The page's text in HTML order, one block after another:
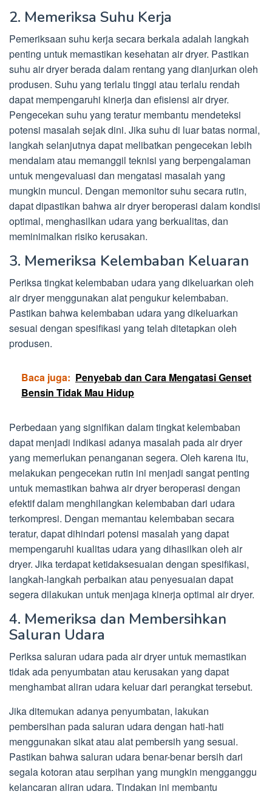
2. Memeriksa Suhu Kerja
Pemeriksaan suhu kerja secara berkala adalah langkah
penting untuk memastikan kesehatan air dryer. Pastikan
suhu air dryer berada dalam rentang yang dianjurkan oleh
produsen. Suhu yang terlalu tinggi atau terlalu rendah
dapat mempengaruhi kinerja dan efisiensi air dryer.
Pengecekan suhu yang teratur membantu mendeteksi
potensi masalah sejak dini. Jika suhu di luar batas normal,
langkah selanjutnya dapat melibatkan pengecekan lebih
mendalam atau memanggil teknisi yang berpengalaman
untuk mengevaluasi dan mengatasi masalah yang
mungkin muncul. Dengan memonitor suhu secara rutin,
dapat dipastikan bahwa air dryer beroperasi dalam kondisi
optimal, menghasilkan udara yang berkualitas, dan
meminimalkan risiko kerusakan.
3. Memeriksa Kelembaban Keluaran
Periksa tingkat kelembaban udara yang dikeluarkan oleh
air dryer menggunakan alat pengukur kelembaban.
Pastikan bahwa kelembaban udara yang dikeluarkan
sesuai dengan spesifikasi yang telah ditetapkan oleh
produsen.
Baca juga: Penyebab dan Cara Mengatasi Genset
Bensin Tidak Mau Hidup
Perbedaan yang signifikan dalam tingkat kelembaban
dapat menjadi indikasi adanya masalah pada air dryer
yang memerlukan penanganan segera. Oleh karena itu,
melakukan pengecekan rutin ini menjadi sangat penting
untuk memastikan bahwa air dryer beroperasi dengan
efektif dalam menghilangkan kelembaban dari udara
terkompresi. Dengan memantau kelembaban secara
teratur, dapat dihindari potensi masalah yang dapat
mempengaruhi kualitas udara yang dihasilkan oleh air
dryer. Jika terdapat ketidaksesuaian dengan spesifikasi,
langkah-langkah perbaikan atau penyesuaian dapat
segera dilakukan untuk menjaga kinerja optimal air dryer.
4. Memeriksa dan Membersihkan
Saluran Udara
Periksa saluran udara pada air dryer untuk memastikan
tidak ada penyumbatan atau kerusakan yang dapat
menghambat aliran udara keluar dari perangkat tersebut.
Jika ditemukan adanya penyumbatan, lakukan
pembersihan pada saluran udara dengan hati-hati
menggunakan sikat atau alat pembersih yang sesuai.
Pastikan bahwa saluran udara benar-benar bersih dari
segala kotoran atau serpihan yang mungkin mengganggu
kelancaran aliran udara. Tindakan ini membantu